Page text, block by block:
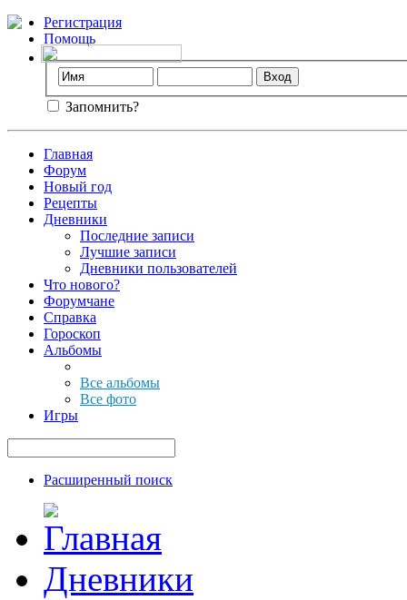
Регистрация
Помощь
Запомнить?
Главная
Форум
Новый год
Рецепты
Дневники
Последние записи
Лучшие записи
Дневники пользователей
Что нового?
Форумчане
Справка
Гороскоп
Альбомы
Все альбомы
Все фото
Игры
Расширенный поиск
Дневники